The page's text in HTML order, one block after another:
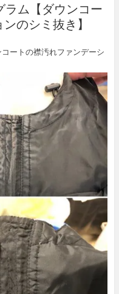
ラム【ダウンコー
のシミ抜き】
ートの襟汚れファンデーシ